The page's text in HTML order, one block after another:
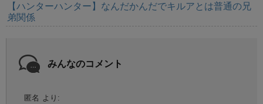
【ハンターハンター】なんだかんだでキルアとは普通の兄
弟関係
みんなのコメント
匿名 より: